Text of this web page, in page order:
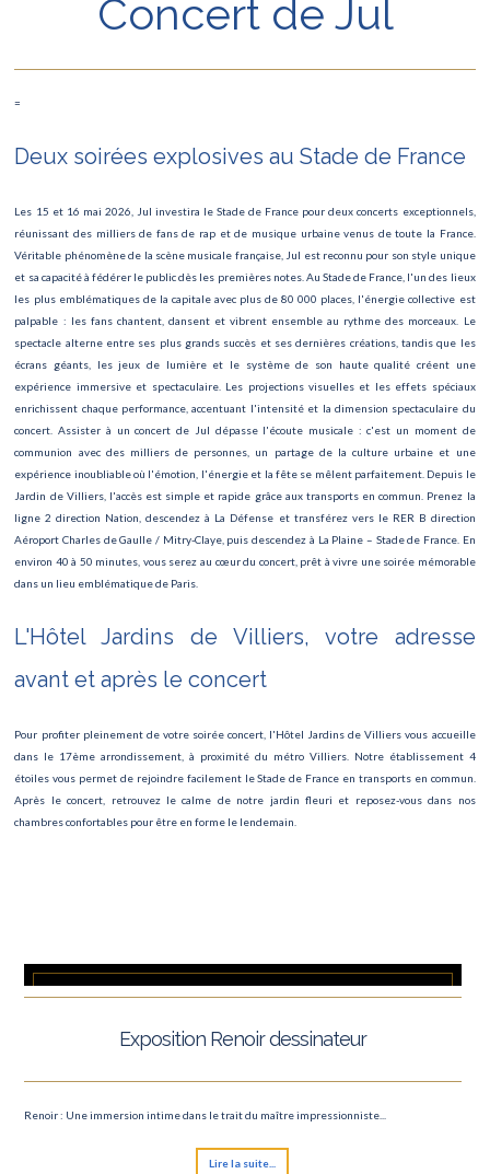
Expositions Contemporaines Grand Palais
Festival d'Automne : théâtre, danse et création contemporaine
Concert Mozart & Beethoven à la Salle Gaveau
Illuminations de Noël des Champs-Élysées
Marché de Noël de l'avenue Montaigne
Réveillon du Nouvel An 2026 sur les Champs-Élysées
Match France - Angleterre
Festival d’Improvisation
Exposition Renoir dessinateur
IMCAS World Congress
Journée de la Cicatrisation
Lucie de Lammermoor
FESTIVAL GASTRONOMIQUE INTERNATIONAL
Concert de Jul
Biographie Symphonique
Art Paris – Foire Moderne et Contemporaine
Le Carnaval de Paris
Roland Garros
Concert David Guetta
Concert de Jul
=
Deux soirées explosives au Stade de France
Les 15 et 16 mai 2026, Jul investira le Stade de France pour deux concerts exceptionnels,
réunissant des milliers de fans de rap et de musique urbaine venus de toute la France.
Véritable phénomène de la scène musicale française, Jul est reconnu pour son style unique
et sa capacité à fédérer le public dès les premières notes. Au Stade de France, l'un des lieux
les plus emblématiques de la capitale avec plus de 80 000 places, l'énergie collective est
palpable : les fans chantent, dansent et vibrent ensemble au rythme des morceaux. Le
spectacle alterne entre ses plus grands succès et ses dernières créations, tandis que les
écrans géants, les jeux de lumière et le système de son haute qualité créent une
expérience immersive et spectaculaire. Les projections visuelles et les effets spéciaux
enrichissent chaque performance, accentuant l'intensité et la dimension spectaculaire du
concert. Assister à un concert de Jul dépasse l'écoute musicale : c'est un moment de
communion avec des milliers de personnes, un partage de la culture urbaine et une
expérience inoubliable où l'émotion, l'énergie et la fête se mêlent parfaitement. Depuis le
Jardin de Villiers, l'accès est simple et rapide grâce aux transports en commun. Prenez la
ligne 2 direction Nation, descendez à La Défense et transférez vers le RER B direction
Aéroport Charles de Gaulle / Mitry-Claye, puis descendez à La Plaine – Stade de France. En
environ 40 à 50 minutes, vous serez au cœur du concert, prêt à vivre une soirée mémorable
dans un lieu emblématique de Paris.
L'Hôtel Jardins de Villiers, votre adresse
avant et après le concert
Pour profiter pleinement de votre soirée concert, l'Hôtel Jardins de Villiers vous accueille
dans le 17ème arrondissement, à proximité du métro Villiers. Notre établissement 4
étoiles vous permet de rejoindre facilement le Stade de France en transports en commun.
Après le concert, retrouvez le calme de notre jardin fleuri et reposez-vous dans nos
chambres confortables pour être en forme le lendemain.
Exposition Renoir dessinateur
Renoir : Une immersion intime dans le trait du maître impressionniste...
Lire la suite...